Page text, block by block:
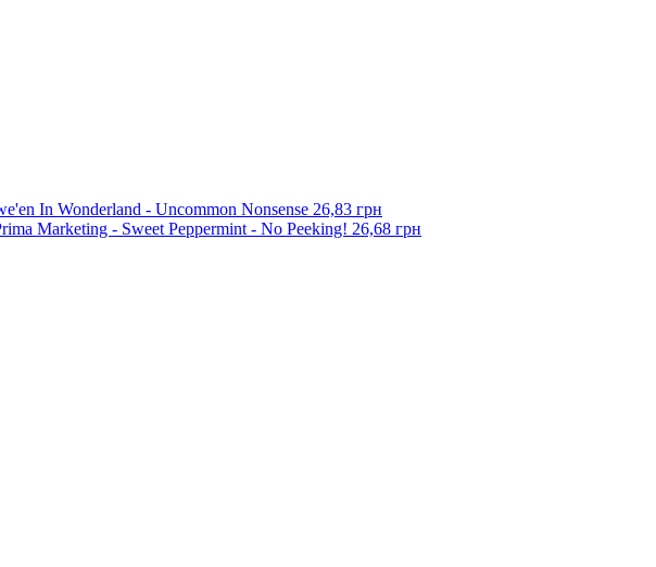
In Wonderland - Uncommon Nonsense 26,83 грн
Marketing - Sweet Peppermint - No Peeking! 26,68 грн